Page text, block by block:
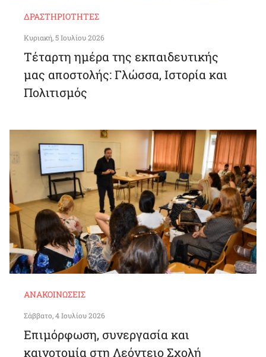
ΔΡΑΣΤΗΡΙΌΤΗΤΕΣ
Κυριακή, 5 Ιουλίου 2026
Τέταρτη ημέρα της εκπαιδευτικής
μας αποστολής: Γλώσσα, Ιστορία και
Πολιτισμός
ΑΝΑΚΟΙΝΏΣΕΙΣ
Σάββατο, 4 Ιουλίου 2026
Επιμόρφωση, συνεργασία και
καινοτομία στη Λεόντειο Σχολή